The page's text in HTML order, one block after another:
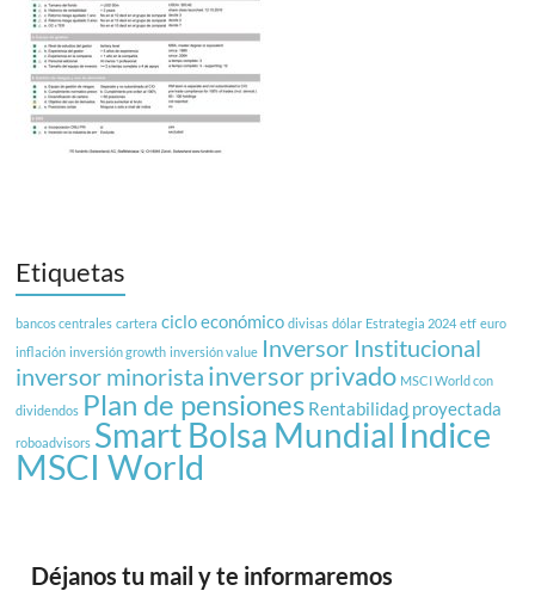
Etiquetas
bancos centrales cartera ciclo económico divisas dólar Estrategia 2024 etf euro
inflación inversión growth inversión value Inversor Institucional
inversor minorista inversor privado MSCI World con
dividendos Plan de pensiones Rentabilidad proyectada
roboadvisors Smart Bolsa Mundial Índice
MSCI World
Déjanos tu mail y te informaremos